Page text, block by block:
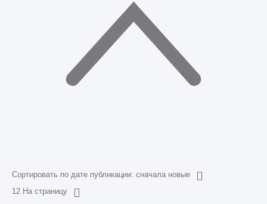
Сортировать по дате публикации: сначала новые
12 На страницу